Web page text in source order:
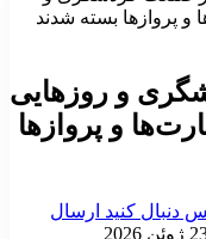
پروازها بسته شدند
و روزهایی
و پروازها
دنبال کنید ارسال